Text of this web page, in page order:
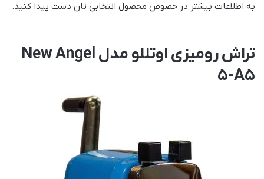
به اطلاعات بیشتر در خصوص محصول انتخابی تان دست پیدا کنید.
تراش رومیزی اوتللو مدل New Angel
5-A5